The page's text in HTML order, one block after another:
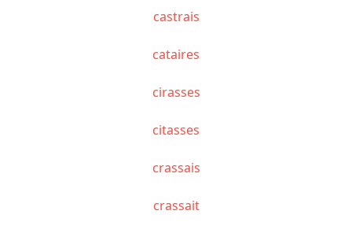
castrais
cataires
cirasses
citasses
crassais
crassait